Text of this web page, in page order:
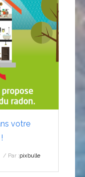
votre
Par :pixbulle